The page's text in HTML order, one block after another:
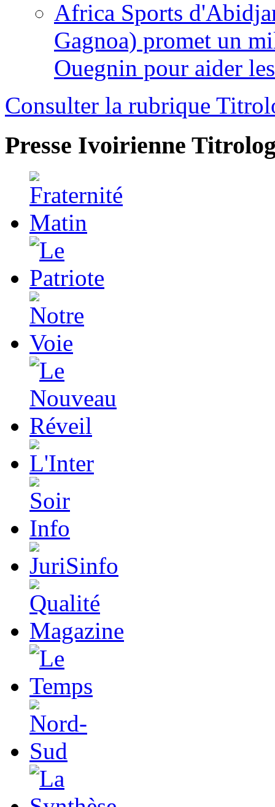
Africa Sports
Gagnoa) promet un
Ouegnin pour aider
Consulter la rubrique
Presse Ivoirienne